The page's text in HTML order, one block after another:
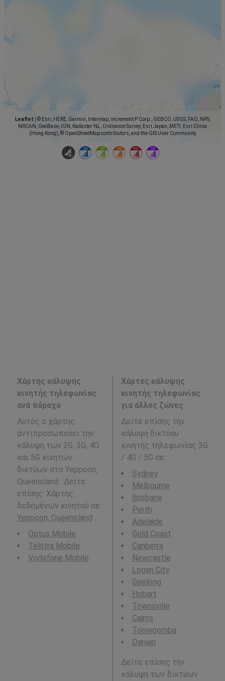
Leaflet
© Esri, HERE, Garmin, Intermap, increment P Corp., GEBCO, USGS, FAO, NPS,
NRCAN, GeoBase, IGN, Kadaster NL, Ordnance Survey, Esri Japan, METI, Esri China
(Hong Kong), © OpenStreetMap contributors, and the GIS User Community
Χάρτης κάλυψης
κινητής τηλεφωνίας
ανά πάροχο
Αυτός ο χάρτης
αντιπροσωπεύει την
κάλυψη των 2G, 3G, 4G
και 5G κινητών
δικτύων στο Yeppoon,
Queensland . Δείτε
επίσης: Χάρτης
δεδομένων κινητού σε
Yeppoon, Queensland .
Optus Mobile
Telstra Mobile
Vodafone Mobile
Χάρτες κάλυψης
κινητής τηλεφωνίας
για άλλες ζώνες
Δείτε επίσης την
κάλυψη δικτύου
κινητής τηλεφωνίας 3G
/ 4G / 5G σε :
Sydney
Melbourne
Brisbane
Perth
Adelaide
Gold Coast
Canberra
Newcastle
Logan City
Geelong
Hobart
Townsville
Cairns
Toowoomba
Darwin
Δείτε επίσης την
κάλυψη των δικτύων